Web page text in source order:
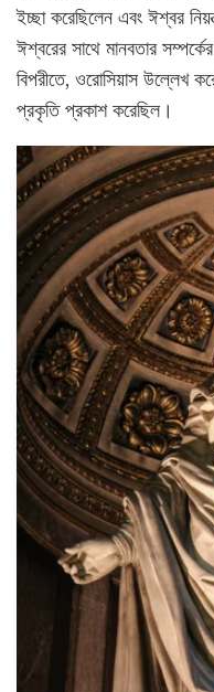
ইচ্ছা করেছিলেন এবং ঈশ্বর
ঈশ্বরের সাথে মানবতার
বিপরীতে, ওরোসিয়াস উল্লেখ
প্রকৃতি প্রকাশ করেছিল।